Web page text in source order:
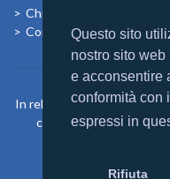
Questo sito
nostro sito
e acconsentire
conformità con
espressi in
Rifiuta
Chi siamo
Contatti
In relazione agli aiuti di
contenuto nel “Registro
https://